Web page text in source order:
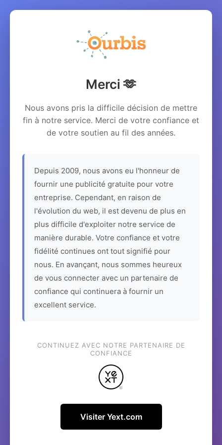
Merci 🫶
Nous avons pris la difficile décision de mettre
fin à notre service. Merci de votre confiance et
de votre soutien au fil des années.
Depuis 2009, nous avons eu l'honneur de
fournir une publicité gratuite pour votre
entreprise. Cependant, en raison de
l'évolution du web, il est devenu de plus en
plus difficile d'exploiter notre service de
manière durable. Votre confiance et votre
fidélité continues ont tout signifié pour
nous. En avançant, nous sommes heureux
de vous connecter avec un partenaire de
confiance qui continuera à fournir un
excellent service.
CONTINUEZ AVEC NOTRE PARTENAIRE DE
CONFIANCE
Visiter Yext.com